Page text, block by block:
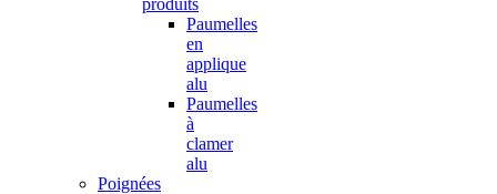
Paumelles
en
applique
alu
Paumelles
à
clamer
alu
Poignées